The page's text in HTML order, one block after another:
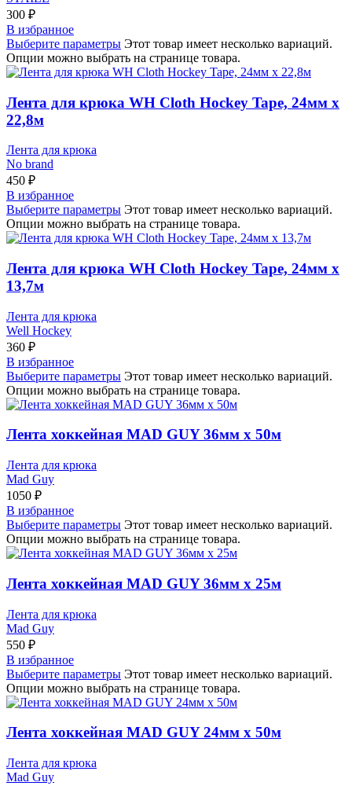
300 ₽
В избранное
Выберите параметры Этот товар имеет несколько вариаций.
Опции можно выбрать на странице товара.
Лента для крюка WH Cloth Hockey Tape, 24мм х
22,8м
Лента для крюка
No brand
450 ₽
В избранное
Выберите параметры Этот товар имеет несколько вариаций.
Опции можно выбрать на странице товара.
Лента для крюка WH Cloth Hockey Tape, 24мм х
13,7м
Лента для крюка
Well Hockey
360 ₽
В избранное
Выберите параметры Этот товар имеет несколько вариаций.
Опции можно выбрать на странице товара.
Лента хоккейная MAD GUY 36мм х 50м
Лента для крюка
Mad Guy
1050 ₽
В избранное
Выберите параметры Этот товар имеет несколько вариаций.
Опции можно выбрать на странице товара.
Лента хоккейная MAD GUY 36мм х 25м
Лента для крюка
Mad Guy
550 ₽
В избранное
Выберите параметры Этот товар имеет несколько вариаций.
Опции можно выбрать на странице товара.
Лента хоккейная MAD GUY 24мм х 50м
Лента для крюка
Mad Guy